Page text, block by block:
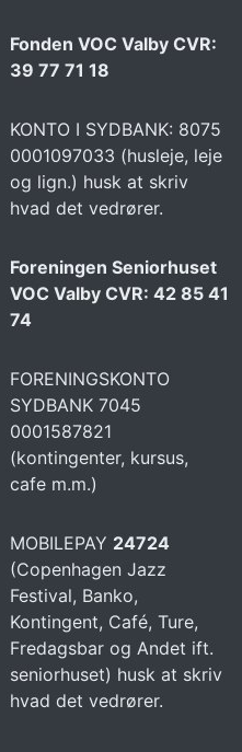
Fonden VOC Valby CVR:
39 77 71 18
KONTO I SYDBANK: 8075
0001097033 (husleje, leje
og lign.) husk at skriv
hvad det vedrører.
Foreningen Seniorhuset
VOC Valby CVR: 42 85 41
74
FORENINGSKONTO
SYDBANK 7045
0001587821
(kontingenter, kursus,
cafe m.m.)
MOBILEPAY 24724
(Copenhagen Jazz
Festival, Banko,
Kontingent, Café, Ture,
Fredagsbar og Andet ift.
seniorhuset) husk at skriv
hvad det vedrører.